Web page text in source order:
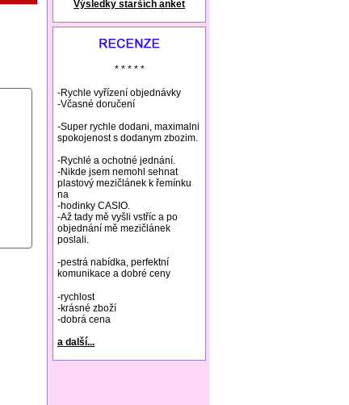
natural remedies rosacea
Výsledky starších anket
* * * * *
-Rychle vyřízení objednávky
-Včasné doručení
-Super rychle dodani, maximalni
spokojenost s dodanym zbozim.
-Rychlé a ochotné jednání.
-Nikde jsem nemohl sehnat
plastový mezičlánek k řemínku
na
-hodinky CASIO.
-Až tady mě vyšli vstříc a po
objednání mě mezičlánek
poslali.
-pestrá nabídka, perfektní
komunikace a dobré ceny
-rychlost
-krásné zboží
-dobrá cena
a další...